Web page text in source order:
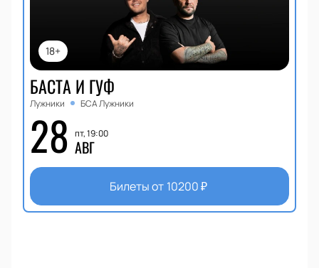
18+
БАСТА И ГУФ
Лужники БСА Лужники
28 пт, 19:00
АВГ
Билеты от 10200₽